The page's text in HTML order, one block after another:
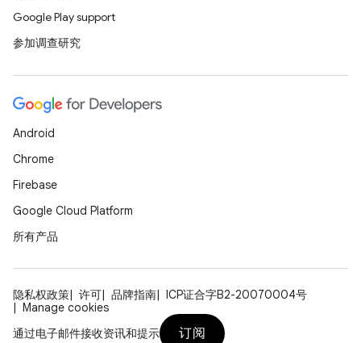
Google Play support
参加调查研究
Android
Chrome
Firebase
Google Cloud Platform
所有产品
隐私权政策 许可 品牌指南
ICP证合字B2-20070004号
Manage cookies
通过电子邮件接收资讯和提示
订阅